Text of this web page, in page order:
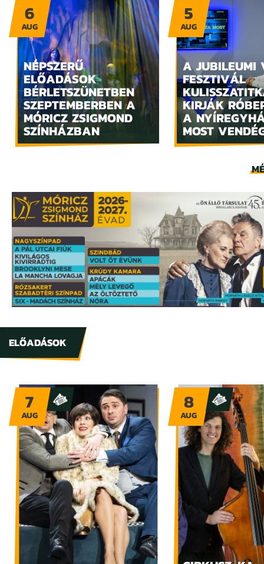
NÉPSZERŰ
ELŐADÁSOK
BÉRLETSZÜNETBEN
SZEPTEMBERBEN A
MÓRICZ ZSIGMOND
SZÍNHÁZBAN
6
AUG
A JUBILEUMI
FESZTIVÁL
KIRJÁK
A
MOST
5
AUG
ELŐADÁSOK
7
AUG
8
AUG